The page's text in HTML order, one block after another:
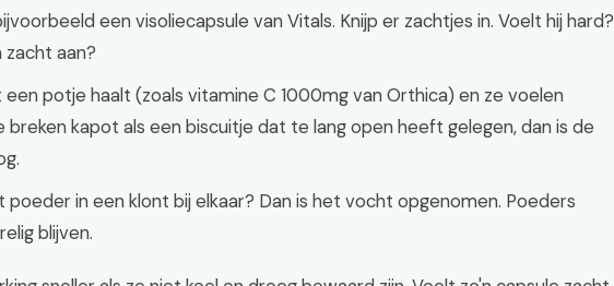
een visoliecapsule van Vitals. Knijp er zachtjes in. Voelt hij hard?
zacht aan?
potje haalt (zoals vitamine C 1000mg van Orthica) en ze voelen
breken kapot als een biscuitje dat te lang open heeft gelegen, dan is de
poeder in een klont bij elkaar? Dan is het vocht opgenomen. Poeders
blijven.